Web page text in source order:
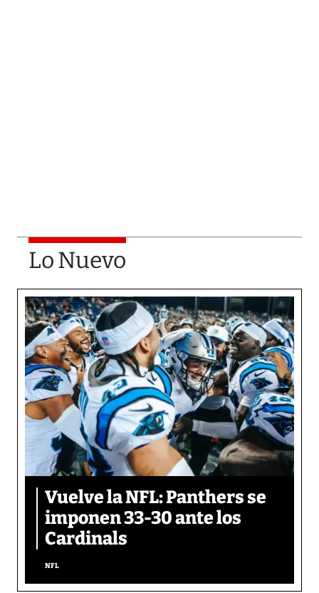
Lo Nuevo
Vuelve la NFL: Panthers se
imponen 33-30 ante los
Cardinals
NFL